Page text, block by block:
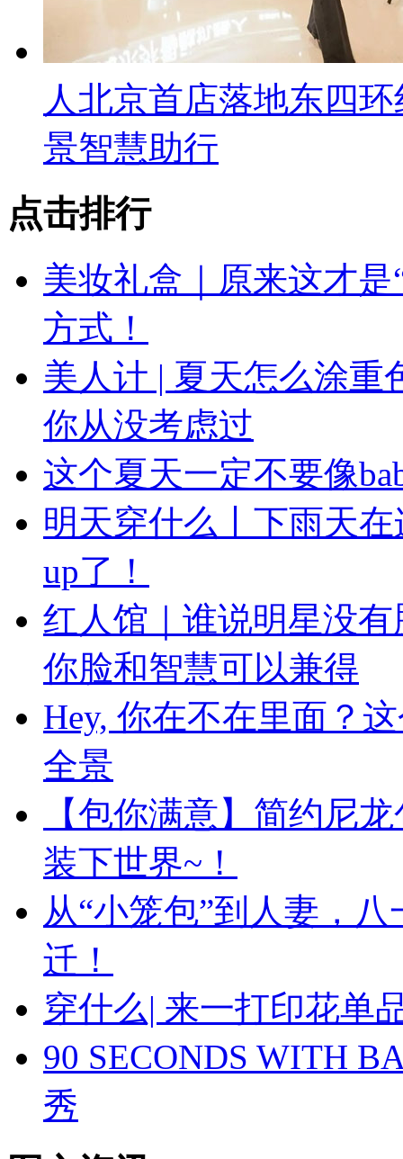
人北京首店落地东四
景智慧助行
点击排行
美妆礼盒｜原来这才
方式！
美人计 | 夏天怎么涂重
你从没考虑过
这个夏天一定不要像
明天穿什么丨下雨天
up了！
红人馆｜谁说明星没
你脸和智慧可以兼得
Hey, 你在不在里面？
全景
【包你满意】简约尼
装下世界~！
从“小笼包”到人妻，
迁！
穿什么| 来一打印花单
90 SECONDS WITH
秀